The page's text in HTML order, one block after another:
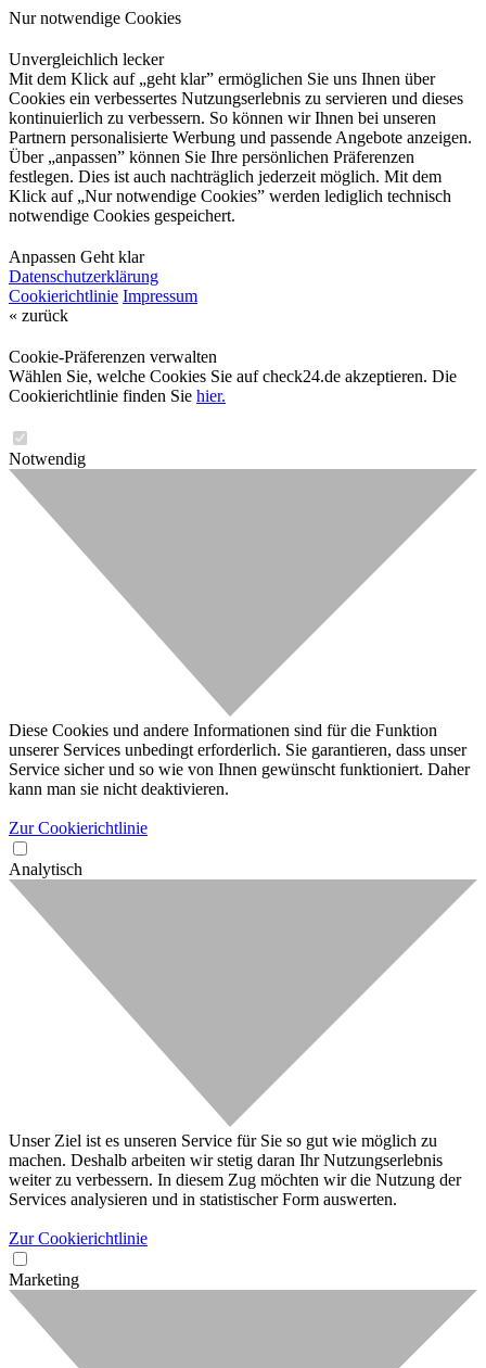
Nur notwendige Cookies
Unvergleichlich lecker
Mit dem Klick auf „geht klar” ermöglichen Sie uns Ihnen über
Cookies ein verbessertes Nutzungserlebnis zu servieren und dieses
kontinuierlich zu verbessern. So können wir Ihnen bei unseren
Partnern personalisierte Werbung und passende Angebote anzeigen.
Über „anpassen” können Sie Ihre persönlichen Präferenzen
festlegen. Dies ist auch nachträglich jederzeit möglich. Mit dem
Klick auf „Nur notwendige Cookies” werden lediglich technisch
notwendige Cookies gespeichert.
Anpassen Geht klar
Datenschutzerklärung
Cookierichtlinie Impressum
« zurück
Cookie-Präferenzen verwalten
Wählen Sie, welche Cookies Sie auf check24.de akzeptieren. Die
Cookierichtlinie finden Sie hier.
Notwendig
Diese Cookies und andere Informationen sind für die Funktion
unserer Services unbedingt erforderlich. Sie garantieren, dass unser
Service sicher und so wie von Ihnen gewünscht funktioniert. Daher
kann man sie nicht deaktivieren.
Zur Cookierichtlinie
Analytisch
Unser Ziel ist es unseren Service für Sie so gut wie möglich zu
machen. Deshalb arbeiten wir stetig daran Ihr Nutzungserlebnis
weiter zu verbessern. In diesem Zug möchten wir die Nutzung der
Services analysieren und in statistischer Form auswerten.
Zur Cookierichtlinie
Marketing